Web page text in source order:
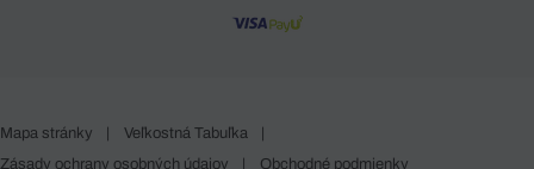
Mapa stránky | Veľkostná Tabuľka
|
Zásady ochrany osobných údajov
| Obchodné podmienky